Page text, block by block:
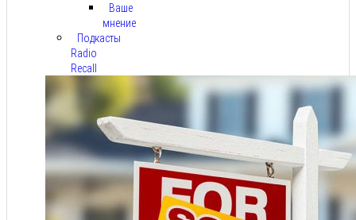
Ваше
мнение
Подкасты
Radio
Recall